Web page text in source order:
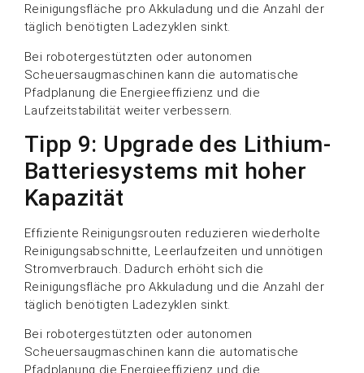
Reinigungsfläche pro Akkuladung und die Anzahl der
täglich benötigten Ladezyklen sinkt.
Bei robotergestützten oder autonomen
Scheuersaugmaschinen kann die automatische
Pfadplanung die Energieeffizienz und die
Laufzeitstabilität weiter verbessern.
Tipp 9: Upgrade des Lithium-
Batteriesystems mit hoher
Kapazität
Effiziente Reinigungsrouten reduzieren wiederholte
Reinigungsabschnitte, Leerlaufzeiten und unnötigen
Stromverbrauch. Dadurch erhöht sich die
Reinigungsfläche pro Akkuladung und die Anzahl der
täglich benötigten Ladezyklen sinkt.
Bei robotergestützten oder autonomen
Scheuersaugmaschinen kann die automatische